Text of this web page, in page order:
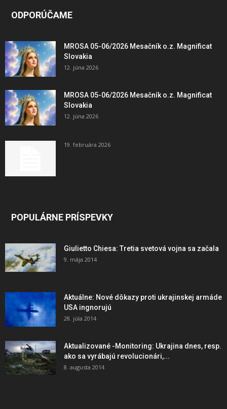
ODPORÚČAME
MROSA 05-06/2026 Mesačník o.z. Magnificat
Slovakia
12. júna 2026
MROSA 05-06/2026 Mesačník o.z. Magnificat
Slovakia
12. júna 2026
19. februára 2026
POPULÁRNE PRÍSPEVKY
Giulietto Chiesa: Tretia svetová vojna sa začala
9. mája 2014
Aktuálne: Nové dôkazy proti ukrajinskej armáde
USA ingnorujú
28. júla 2014
Aktualizované -Monitoring: Ukrajina dnes, resp.
ako sa vyrábajú revolucionári,...
8. augusta 2014